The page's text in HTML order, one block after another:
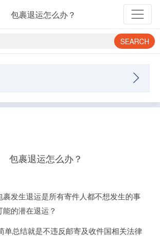
包裹退运怎么办？
SEARCH
包裹退运怎么办？
裹发生退运是所有寄件人都不想发生的事
的潜在退运？
单总结就是不违反邮寄及收件国相关法律